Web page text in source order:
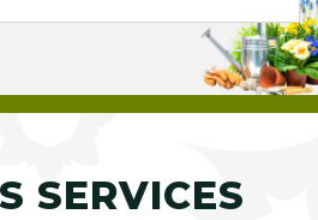
SERVICES